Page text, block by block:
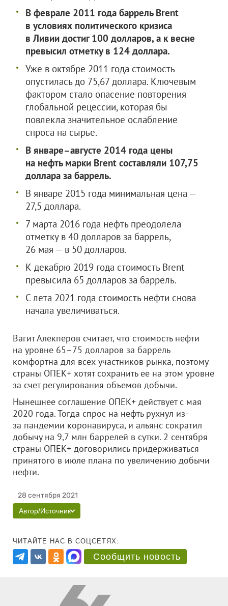
В феврале 2011 года баррель Brent
в условиях политического кризиса
в Ливии достиг 100 долларов, а к весне
превысил отметку в 124 доллара.
Уже в октябре 2011 года стоимость
опустилась до 75,67 доллара. Ключевым
фактором стало опасение повторения
глобальной рецессии, которая бы
повлекла значительное ослабление
спроса на сырье.
В январе–августе 2014 года цены
на нефть марки Brent составляли 107,75
доллара за баррель.
В январе 2015 года минимальная цена —
27,5 доллара.
7 марта 2016 года нефть преодолела
отметку в 40 долларов за баррель,
26 мая — в 50 долларов.
К декабрю 2019 года стоимость Brent
превысила 65 долларов за баррель.
С лета 2021 года стоимость нефти снова
начала увеличиваться.
Вагит Алекперов считает, что стоимость нефти
на уровне 65–75 долларов за баррель
комфортна для всех участников рынка, поэтому
страны ОПЕК+ хотят сохранить ее на этом уровне
за счет регулирования объемов добычи.
Нынешнее соглашение ОПЕК+ действует с мая
2020 года. Тогда спрос на нефть рухнул из-
за пандемии коронавируса, и альянс сократил
добычу на 9,7 млн баррелей в сутки. 2 сентября
страны ОПЕК+ договорились придерживаться
принятого в июле плана по увеличению добычи
нефти.
28 сентября 2021
Автор/Источник
ЧИТАЙТЕ НАС В СОЦСЕТЯХ:
Сообщить новость